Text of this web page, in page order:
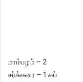
மா‌ம்பழ‌ம் – 2
சர்க்கரை – 1 கப்